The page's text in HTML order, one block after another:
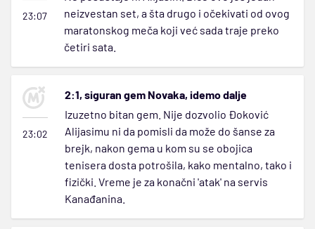
23:07
neizvestan set, a šta drugo i očekivati od ovog
maratonskog meča koji već sada traje preko
četiri sata.
23:02
2:1, siguran gem Novaka, idemo dalje
Izuzetno bitan gem. Nije dozvolio Đoković
Alijasimu ni da pomisli da može do šanse za
brejk, nakon gema u kom su se obojica
tenisera dosta potrošila, kako mentalno, tako i
fizički. Vreme je za konačni 'atak' na servis
Kanađanina.